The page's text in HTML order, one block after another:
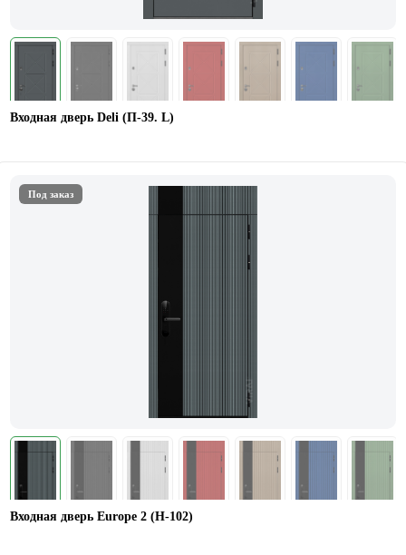
Входная дверь Deli (П-39. L)
Под заказ
Входная дверь Europe 2 (Н-102)